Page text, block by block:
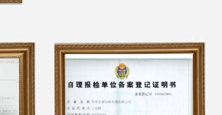
SGS Manufacturers
Directory